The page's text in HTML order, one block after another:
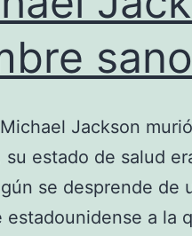
sano
Jackson
su estado de salud
se desprende de
estadounidense a la